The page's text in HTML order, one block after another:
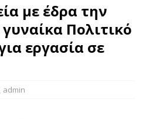
με έδρα την
Πολιτικό
εργασία σε
admin